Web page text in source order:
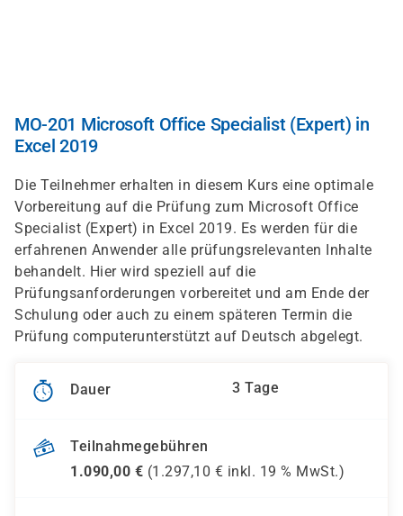
MO-201 Microsoft Office Specialist (Expert) in
Excel 2019
Die Teilnehmer erhalten in diesem Kurs eine optimale
Vorbereitung auf die Prüfung zum Microsoft Office
Specialist (Expert) in Excel 2019. Es werden für die
erfahrenen Anwender alle prüfungsrelevanten Inhalte
behandelt. Hier wird speziell auf die
Prüfungsanforderungen vorbereitet und am Ende der
Schulung oder auch zu einem späteren Termin die
Prüfung computerunterstützt auf Deutsch abgelegt.
Dauer 3 Tage
Teilnahmegebühren
1.090,00 € (1.297,10 € inkl. 19 % MwSt.)